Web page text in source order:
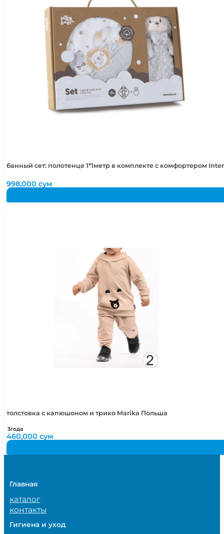
110-116 см
банный сет: полотенце 1*1метр в комплекте с комфортером
998,000сум
толстовка с капюшоном и трико Marika Польша
3года
460,000сум
Главная
каталог
контакты
Гигиена и уход